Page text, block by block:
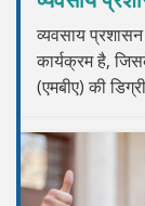
व्यवसाय प्रशासन
कार्यक्रम है,
(एमबीए) की